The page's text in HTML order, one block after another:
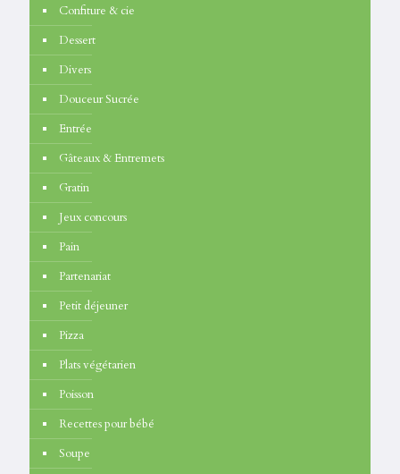
Confiture & cie
Dessert
Divers
Douceur Sucrée
Entrée
Gâteaux & Entremets
Gratin
Jeux concours
Pain
Partenariat
Petit déjeuner
Pizza
Plats végétarien
Poisson
Recettes pour bébé
Soupe